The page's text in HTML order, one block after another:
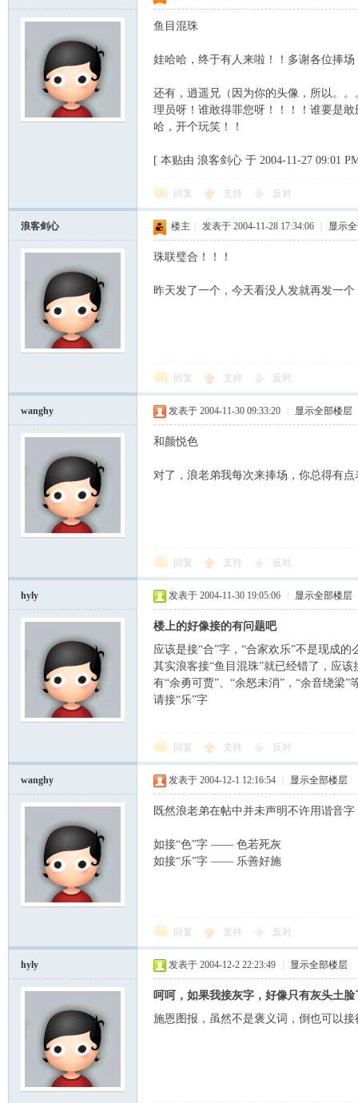
鱼目混珠
娃哈哈，终于有人来啦！！多谢各位捧场
还有，逍遥兄（因为你的头像，所以。
理员呀！谁敢得罪您呀！！！！谁要是
哈，开个玩笑！！
[ 本贴由 浪客剑心 于 2004-11-27 09:01
回复 支持 反对
浪客剑心 楼主 发表于 2004-11-28 17:34:06 显示
珠联璧合！！！
昨天发了一个，今天看没人发就再发一个
回复 支持 反对
wanghy 发表于 2004-11-30 09:33:20 显示全部楼层
和颜悦色
对了，浪老弟我每次来捧场，你总得有
回复 支持 反对
hyly 发表于 2004-11-30 19:05:06 显示全部楼层
楼上的好像接的有问题吧
应该是接“合”字，“合家欢乐”不是现成的
其实浪客接“鱼目混珠”就已经错了，应该
有“余勇可贾”、“余怒未消”，“余音绕梁
请接“乐”字
回复 支持 反对
wanghy 发表于 2004-12-1 12:16:54 显示全部楼层
既然浪老弟在帖中并未声明不许用谐音
如接“色”字 —— 色若死灰
如接“乐”字 —— 乐善好施
回复 支持 反对
hyly 发表于 2004-12-2 22:23:49 显示全部楼层
呵呵，如果我接灰字，好像只有灰头土脸
施恩图报，虽然不是褒义词，倒也可以